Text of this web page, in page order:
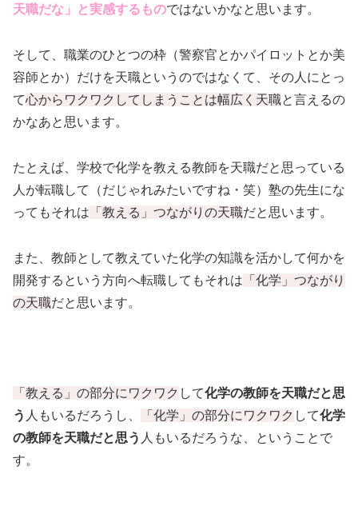
天職だな」と実感するものではないかなと思います。
そして、職業のひとつの枠（警察官とかパイロットとか美
容師とか）だけを天職というのではなくて、その人にとっ
て心からワクワクしてしまうことは幅広く天職と言えるの
かなあと思います。
たとえば、学校で化学を教える教師を天職だと思っている
人が転職して（だじゃれみたいですね・笑）塾の先生にな
ってもそれは 「教える」つながりの天職だと思います。
また、教師として教えていた化学の知識を活かして何かを
開発するという方向へ転職してもそれは 「化学」つながり
の天職だと思います。
「教える」の部分にワクワク して化学の教師を天職だと思
う 人もいるだろうし、 「化学」の部分にワクワク して化学
の教師を天職だと思う 人もいるだろうな、ということで
す。